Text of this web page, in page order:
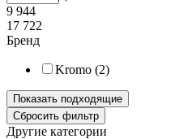
9 944
17 722
Бренд
Kromo (2)
Другие категории